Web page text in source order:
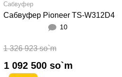
Сабвуфер
Сабвуфер Pioneer TS-W312D4
10
1 326 923 so`m
1 092 500 so`m